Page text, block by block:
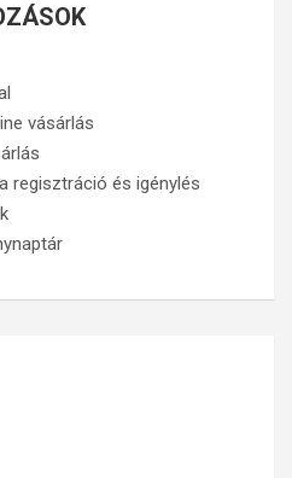
vásárlás
regisztráció és igénylés